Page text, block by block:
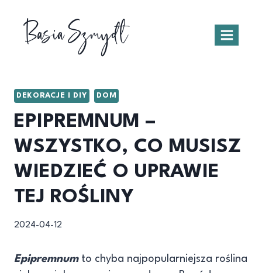
treściBasia Szmydt
DEKORACJE I DIY DOM
EPIPREMNUM –
WSZYSTKO, CO MUSISZ
WIEDZIEĆ O UPRAWIE
TEJ ROŚLINY
2024-04-12
Epipremnumto chyba najpopularniejsza roślina